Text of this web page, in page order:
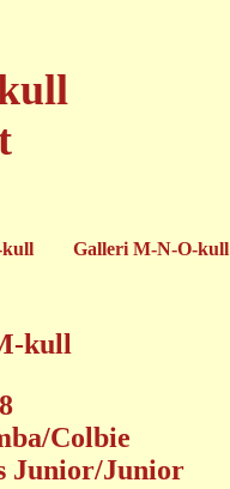
Galleri M-N-O-kull
Colbie
Junior/Junior